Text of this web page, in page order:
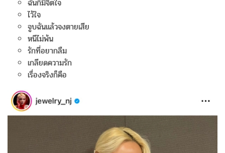
ฉันก็มีจิตใจ
ไว้ใจ
จูบฉันแล้วจงตายเสีย
หนีไม่พ้น
รักที่อยากลืม
เกลียดความรัก
เรื่องจริงก็คือ